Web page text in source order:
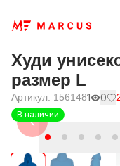
Худи
размер L
Артикул: 1561481 0
В наличии